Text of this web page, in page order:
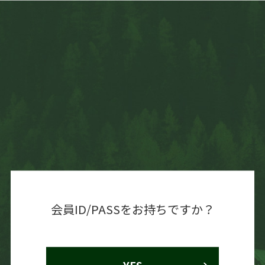
会員ID/PASSをお持ちですか？